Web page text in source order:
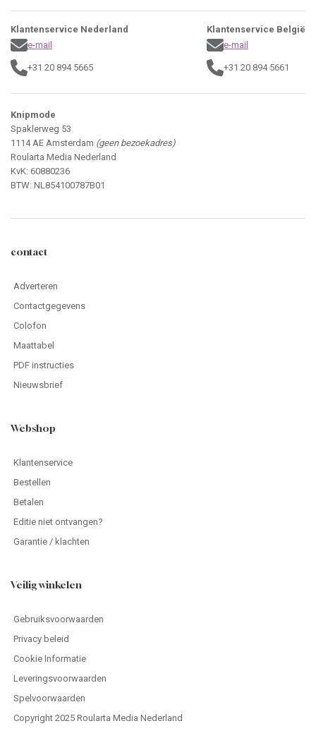
Klantenservice Nederland
e-mail
+31 20 894 5665
Klantenservice België
e-mail
+31 20 894 5661
Knipmode
Spaklerweg 53
1114 AE Amsterdam (geen bezoekadres)
Roularta Media Nederland
KvK: 60880236
BTW: NL854100787B01
contact
Adverteren
Contactgegevens
Colofon
Maattabel
PDF instructies
Nieuwsbrief
Webshop
Klantenservice
Bestellen
Betalen
Editie niet ontvangen?
Garantie / klachten
Veilig winkelen
Gebruiksvoorwaarden
Privacy beleid
Cookie Informatie
Leveringsvoorwaarden
Spelvoorwaarden
Copyright 2025 Roularta Media Nederland